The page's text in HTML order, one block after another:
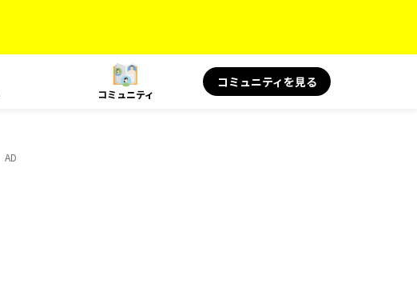
コミュニティ
コミュニティを見る
AD